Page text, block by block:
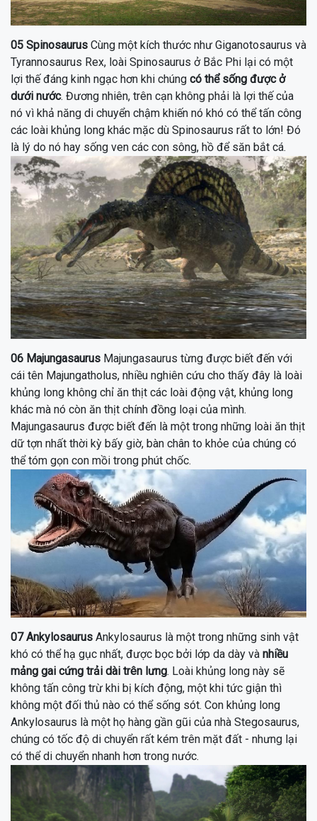
05 Spinosaurus Cùng một kích thước như Giganotosaurus và
Tyrannosaurus Rex, loài Spinosaurus ở Bắc Phi lại có một
lợi thế đáng kinh ngạc hơn khi chúng có thể sống được ở
dưới nước. Đương nhiên, trên cạn không phải là lợi thế của
nó vì khả năng di chuyển chậm khiến nó khó có thể tấn công
các loài khủng long khác mặc dù Spinosaurus rất to lớn! Đó
là lý do nó hay sống ven các con sông, hồ để săn bắt cá.
06 Majungasaurus Majungasaurus từng được biết đến với
cái tên Majungatholus, nhiều nghiên cứu cho thấy đây là loài
khủng long không chỉ ăn thịt các loài động vật, khủng long
khác mà nó còn ăn thịt chính đồng loại của mình.
Majungasaurus được biết đến là một trong những loài ăn thịt
dữ tợn nhất thời kỳ bấy giờ, bàn chân to khỏe của chúng có
thể tóm gọn con mồi trong phút chốc.
07 Ankylosaurus Ankylosaurus là một trong những sinh vật
khó có thể hạ gục nhất, được bọc bởi lớp da dày và nhiều
mảng gai cứng trải dài trên lưng. Loài khủng long này sẽ
không tấn công trừ khi bị kích động, một khi tức giận thì
không một đối thủ nào có thể sống sót. Con khủng long
Ankylosaurus là một họ hàng gần gũi của nhà Stegosaurus,
chúng có tốc độ di chuyển rất kém trên mặt đất - nhưng lại
có thể di chuyển nhanh hơn trong nước.